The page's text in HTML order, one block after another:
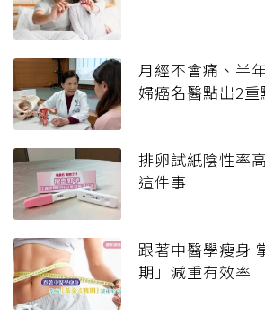
月經不會痛、半
婦癌名醫點出2重
排卵試紙陰性率
這件事
跟著中醫學瘦身
期」減重有效率